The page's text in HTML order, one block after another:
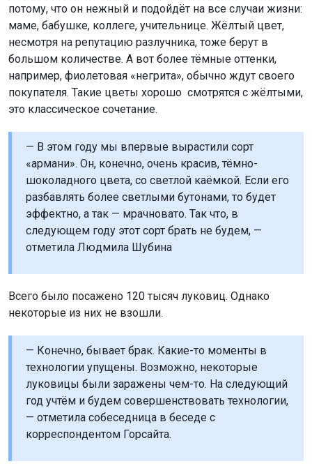
потому, что он нежный и подойдёт на все случаи жизни:
маме, бабушке, коллеге, учительнице. Жёлтый цвет,
несмотря на репутацию разлучника, тоже берут в
большом количестве. А вот более тёмные оттенки,
например, фиолетовая «негрита», обычно ждут своего
покупателя. Такие цветы хорошо смотрятся с жёлтыми,
это классическое сочетание.
— В этом году мы впервые вырастили сорт
«армани». Он, конечно, очень красив, тёмно-
шоколадного цвета, со светлой каёмкой. Если его
разбавлять более светлыми бутонами, то будет
эффектно, а так — мрачновато. Так что, в
следующем году этот сорт брать не будем, —
отметила Людмила Шубина
Всего было посажено 120 тысяч луковиц. Однако
некоторые из них не взошли.
— Конечно, бывает брак. Какие-то моменты в
технологии упущены. Возможно, некоторые
луковицы были заражены чем-то. На следующий
год учтём и будем совершенствовать технологии,
— отметила собеседница в беседе с
корреспондентом Горсайта.